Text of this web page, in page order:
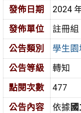
發佈日期
2024
發佈單位
註冊組
公告類別
學生園
公告等級
轉知
點閱次數
477
公告內容
依據